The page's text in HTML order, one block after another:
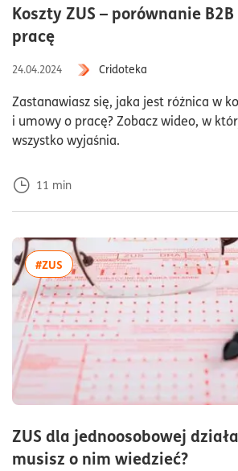
Koszty ZUS – porównanie
pracęczas czytania11minuty
24.04.2024
Cridoteka
Zastanawiasz się, jaka jest różnica w
i umowy o pracę? Zobacz wideo, w
wszystko wyjaśnia.
11 min
ZUS dla jednoosobowej
musisz o nim wiedzieć?czas
#ZUS więcej artykułów z tagiem:#ZUS